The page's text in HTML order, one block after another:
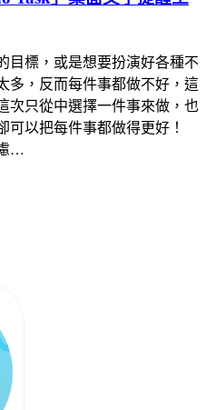
目標，或是想要扮演好各種不
多，反而每件事都做不好，這
次只從中選擇一件事來做，也
可以把每件事都做得更好！
…